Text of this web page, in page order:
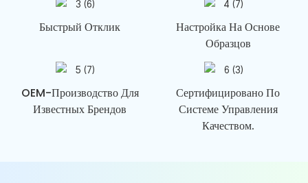
Быстрый Отклик
Настройка На Основе
Образцов
OEM-Производство Для
Известных Брендов
Сертифицировано По
Системе Управления
Качеством.